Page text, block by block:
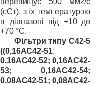
(сСт), з їх температурою
в діапазоні від +10 до
+70 °C.
Фільтри типу С42-5
((0,16АС42-51;
0,16АС42-52; 0,16АС42-
53; 0,16АС42-54;
0,08АС42-51; 0,08АС42-